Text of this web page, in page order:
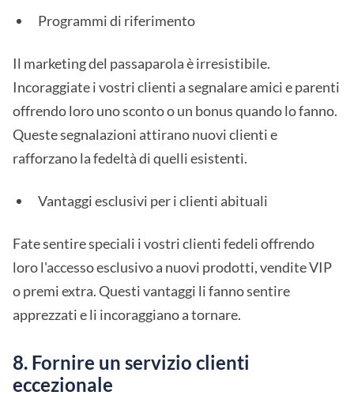
Programmi di riferimento
Il marketing del passaparola è irresistibile.
Incoraggiate i vostri clienti a segnalare amici e parenti
offrendo loro uno sconto o un bonus quando lo fanno.
Queste segnalazioni attirano nuovi clienti e
rafforzano la fedeltà di quelli esistenti.
Vantaggi esclusivi per i clienti abituali
Fate sentire speciali i vostri clienti fedeli offrendo
loro l'accesso esclusivo a nuovi prodotti, vendite VIP
o premi extra. Questi vantaggi li fanno sentire
apprezzati e li incoraggiano a tornare.
8. Fornire un servizio clienti
eccezionale